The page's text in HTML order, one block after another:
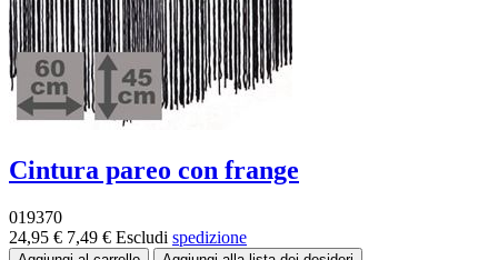
Cintura pareo con frange
019370
24,95 € 7,49 € Escludi spedizione